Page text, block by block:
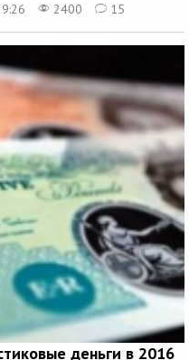
2400 15
деньги в 2016